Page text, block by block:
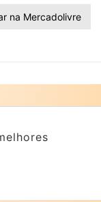
na Mercadolivre